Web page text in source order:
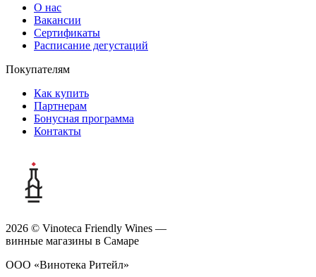
О нас
Вакансии
Сертификаты
Расписание дегустаций
Покупателям
Как купить
Партнерам
Бонусная программа
Контакты
2026 © Vinoteca Friendly Wines —
винные магазины в Самаре
ООО «Винотека Ритейл»